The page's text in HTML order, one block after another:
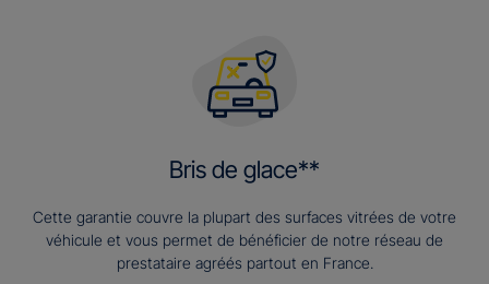
Bris de glace**
Cette garantie couvre la plupart des surfaces vitrées de votre
véhicule et vous permet de bénéficier de notre réseau de
prestataire agréés partout en France.